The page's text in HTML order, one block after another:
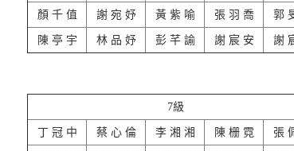
顏 千 值 謝 宛 妤 黃 紫 喻 張 羽 喬 郭
陳 亭 宇 林 品 妤 彭 芊 諭 謝 宸 安 謝
7級
丁 冠 中 蔡 心 倫 李 湘 湘 陳 栅 霓 張